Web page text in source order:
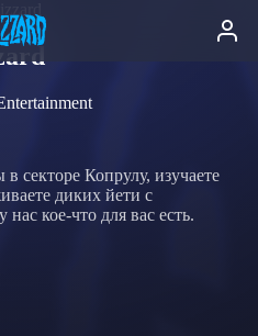
секторе Копрулу, изучаете
диких йети с
кое-что для вас есть.